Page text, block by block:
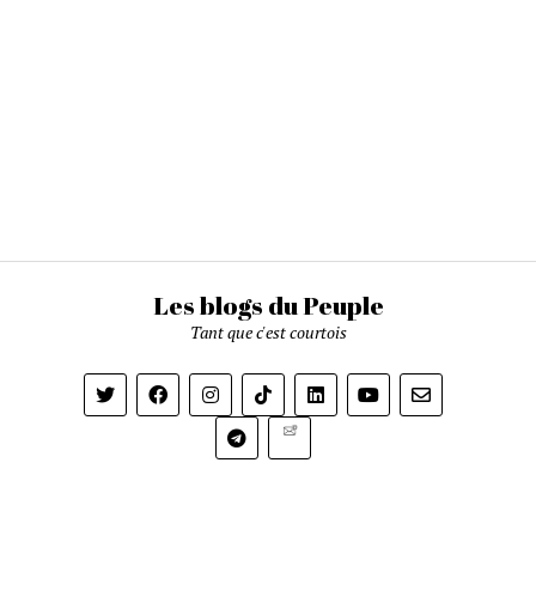
Les blogs du Peuple
Tant que c'est courtois